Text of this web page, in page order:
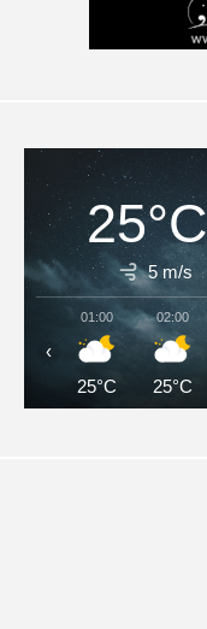
25°C
5 m/s
01:00
25°C
02:00
25°C
‹